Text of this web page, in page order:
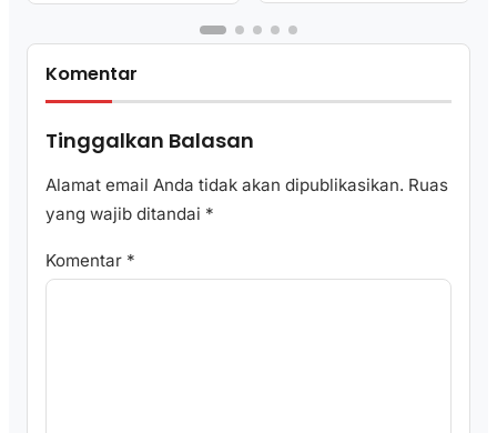
Komentar
Tinggalkan Balasan
Alamat email Anda tidak akan dipublikasikan. Ruas
yang wajib ditandai *
Komentar *